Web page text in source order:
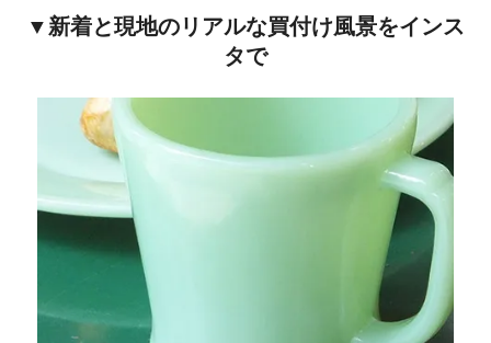
▼新着と現地のリアルな買付け風景をインス
タで